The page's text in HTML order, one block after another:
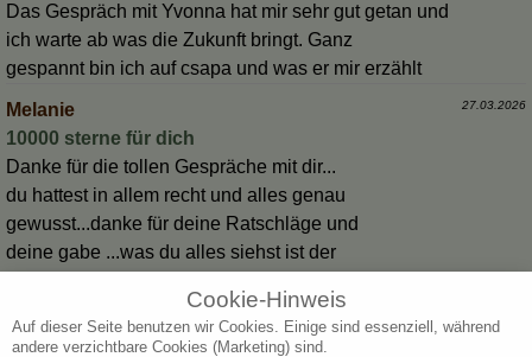
Das Gespräch mit Yvonna hat mir sehr gut getan und
ich warte ab was die Zukunft bringt. Ganz
gespannt bin ich auf csapa und was er mir erzählt
Melanie 27.03.2026
10000 sterne für dich
Danke für die tollen Gespräche mit dir...
du hattest in allem recht und alles genau
gewusst...danke für deine Ratschläge und
deine gabe ...was du alles siehst ist der
an und berichte... eingetroffen ist bis
jetzt alles was du mir vorhergesagt
Cookie-Hinweis
Auf dieser Seite benutzen wir Cookies. Einige sind essenziell, während
andere verzichtbare Cookies (Marketing) sind.